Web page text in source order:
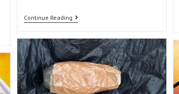
Continue Reading